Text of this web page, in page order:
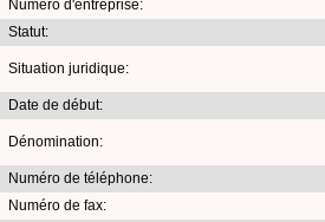
Numéro d'entreprise:
Statut:
Situation juridique:
Date de début:
Dénomination:
Numéro de téléphone:
Numéro de fax: